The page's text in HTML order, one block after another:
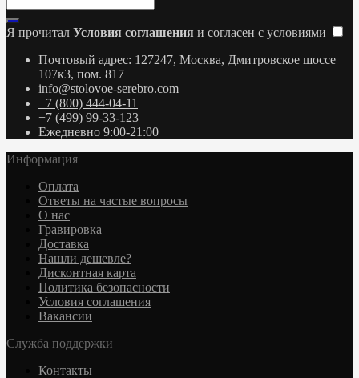
Я прочитал Условия соглашения и согласен с условиями
Почтовый адрес: 127247, Москва, Дмитровское шоссе
107к3, пом. 817
info@stolovoe-serebro.com
+7 (800) 444-04-11
+7 (499) 99-33-123
Ежедневно 9:00-21:00
Информация
Оплата
Ответы на частые вопросы
О нас
Гравировка
Доставка
Нашли дешевле?
Дисконтная карта
Политика безопасности
Условия соглашения
Вакансии
Служба поддержки
Контакты